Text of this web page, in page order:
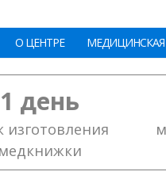
О ЦЕНТРЕ
1 день
изготовления
медкнижки